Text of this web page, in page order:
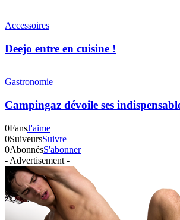
Accessoires
Deejo entre en cuisine !
Gastronomie
Campingaz dévoile ses
0FansJ'aime
0SuiveursSuivre
0AbonnésS'abonner
- Advertisement -